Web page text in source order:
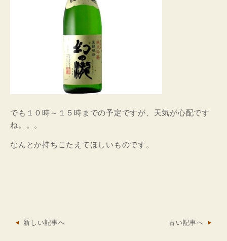
でも１０時～１５時までの予定ですが、天気が心配です
ね。。。
なんとか持ちこたえてほしいものです。
新しい記事へ 古い記事へ